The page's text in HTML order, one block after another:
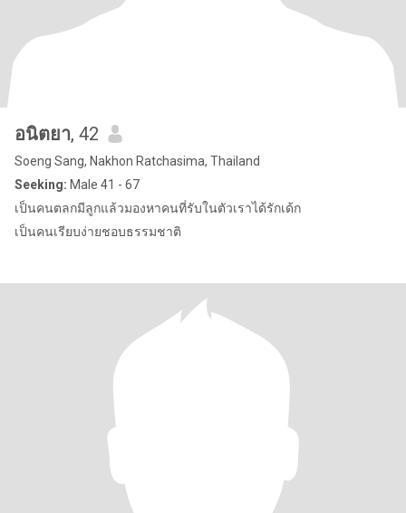
อนิตยา, 42
Soeng Sang, Nakhon Ratchasima, Thailand
Seeking: Male 41 - 67
เป็นคนตลกมีลูกแล้วมองหาคนที่รับในตัวเราได้รักเด้ก
เป็นคนเรียบง่ายชอบธรรมชาติ